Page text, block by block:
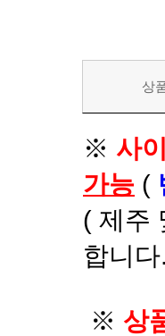
상
※ 사
가능 (
( 제주
합니
※ 상